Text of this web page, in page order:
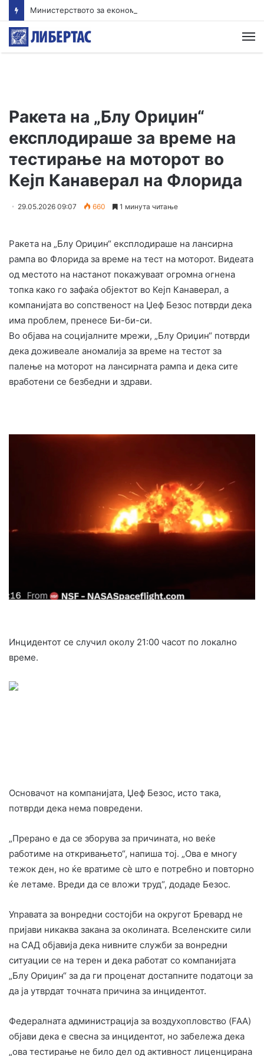
Ракета на „Блу Ориџин“
експлодираше за време на
тестирање на моторот во
Кејп Канаверал на Флорида
29.05.2026 09:07 660 1 минута читање
Ракета на „Блу Ориџин“ експлодираше на лансирна
рампа во Флорида за време на тест на моторот. Видеата
од местото на настанот покажуваат огромна огнена
топка како го зафаќа објектот во Кејп Канаверал, а
компанијата во сопственост на Џеф Безос потврди дека
има проблем, пренесе Би-би-си.
Во објава на социјалните мрежи, „Блу Ориџин“ потврди
дека доживеале аномалија за време на тестот за
палење на моторот на лансирната рампа и дека сите
вработени се безбедни и здрави.
Инцидентот се случил околу 21:00 часот по локално
време.
Основачот на компанијата, Џеф Безос, исто така,
потврди дека нема повредени.
„Прерано е да се зборува за причината, но веќе
работиме на откривањето“, напиша тој. „Ова е многу
тежок ден, но ќе вратиме сè што е потребно и повторно
ќе летаме. Вреди да се вложи труд“, додаде Безос.
Управата за вонредни состојби на округот Бревард не
пријави никаква закана за околината. Вселенските сили
на САД објавија дека нивните служби за вонредни
ситуации се на терен и дека работат со компанијата
„Блу Ориџин“ за да ги проценат достапните податоци за
да ја утврдат точната причина за инцидентот.
Федералната администрација за воздухопловство (FAA)
објави дека е свесна за инцидентот, но забележа дека
„ова тестирање не било дел од активност лиценцирана